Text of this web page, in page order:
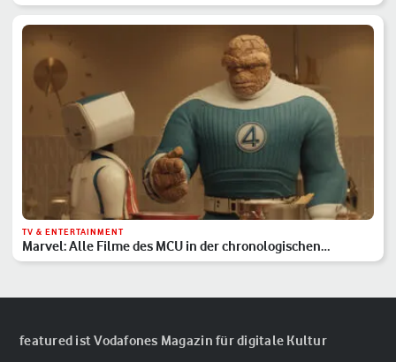
TV & ENTERTAINMENT
Marvel: Alle Filme des MCU in der chronologischen
Reihenfolge
featured ist Vodafones Magazin für digitale Kultur